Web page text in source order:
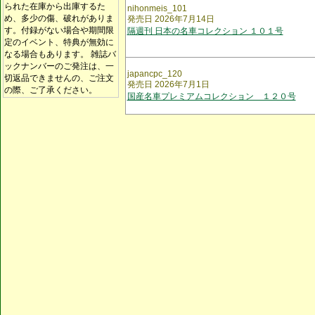
られた在庫から出庫するた
め、多少の傷、破れがありま
す。付録がない場合や期間限
定のイベント、特典が無効に
なる場合もあります。 雑誌バ
ックナンバーのご発注は、一
切返品できませんの、ご注文
の際、ご了承ください。
nihonmeis_101
発売日 2026年7月14日
隔週刊 日本の名車コレクション １０１号
japancpc_120
発売日 2026年7月1日
国産名車プレミアムコレクション １２０号